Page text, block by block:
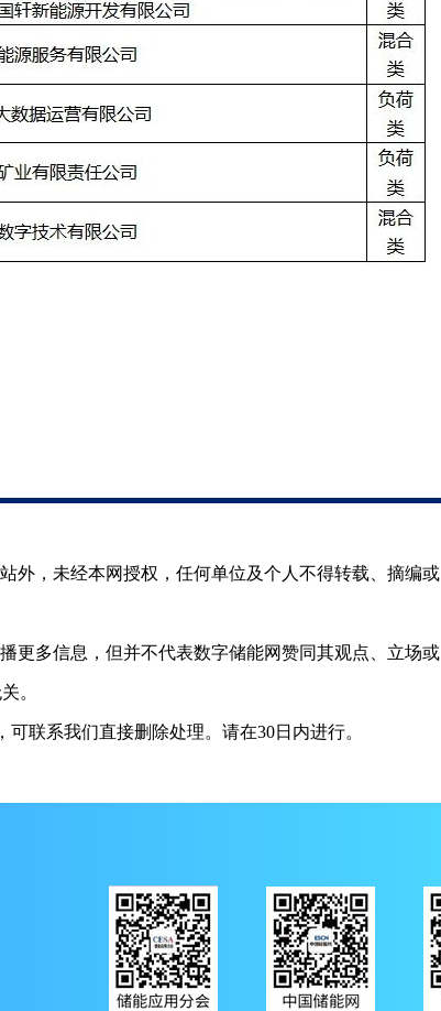
外，未经本网授权，任何单位及个人不得转载、摘编或
更多信息，但并不代表数字储能网赞同其观点、立场或
。
联系我们直接删除处理。请在30日内进行。